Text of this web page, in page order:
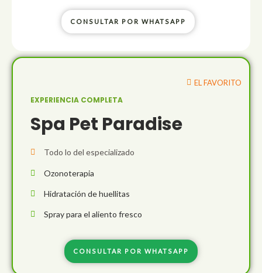
CONSULTAR POR WHATSAPP
EL FAVORITO
EXPERIENCIA COMPLETA
Spa Pet Paradise
Todo lo del especializado
Ozonoterapia
Hidratación de huellitas
Spray para el aliento fresco
CONSULTAR POR WHATSAPP